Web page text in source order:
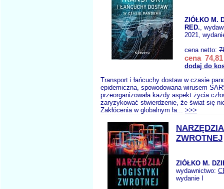
ZIÓŁKO M.
RED.,
2021,
cena netto:
cena 74,81
dodaj do
Transport i łańcuchy dostaw w czasie
epidemiczna, spowodowana wirusem
przeorganizowała każdy aspekt życia
zaryzykować stwierdzenie, że świat się
Zakłócenia w globalnym ła... >>>
ZWROTNEJ
ZIÓŁKO M.
wydawnictwo:
wydanie I